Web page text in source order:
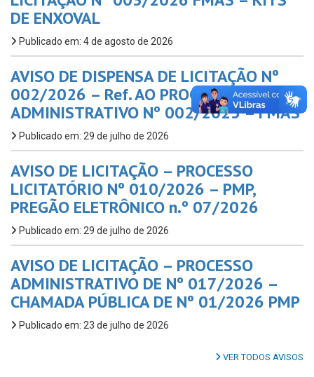
DE ENXOVAL
Publicado em: 4 de agosto de 2026
AVISO DE DISPENSA DE LICITAÇÃO Nº
002/2026 – Ref. AO PROC.
ADMINISTRATIVO Nº 002/2025 – FMAS
Publicado em: 29 de julho de 2026
AVISO DE LICITAÇÃO – PROCESSO
LICITATÓRIO Nº 010/2026 – PMP,
PREGÃO ELETRÔNICO n.º 07/2026
Publicado em: 29 de julho de 2026
AVISO DE LICITAÇÃO – PROCESSO
ADMINISTRATIVO DE Nº 017/2026 –
CHAMADA PÚBLICA DE Nº 01/2026 PMP
Publicado em: 23 de julho de 2026
VER TODOS AVISOS